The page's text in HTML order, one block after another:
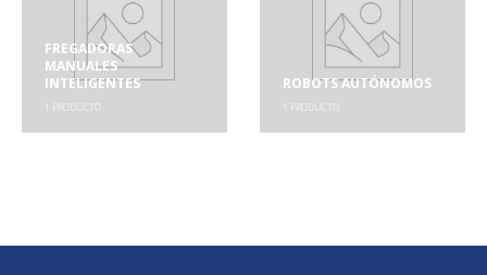
FREGADORAS
MANUALES
INTELIGENTES
1 PRODUCTO
ROBOTS AUTÓNOMOS
1 PRODUCTO